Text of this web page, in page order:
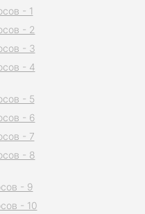
- 1
- 2
- 3
- 4
- 5
- 6
- 7
- 8
- 9
- 10